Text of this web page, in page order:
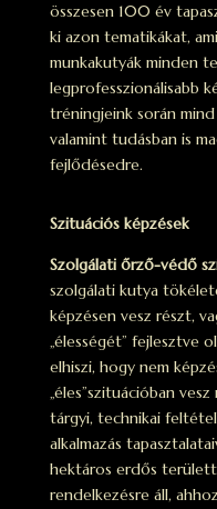
összesen 100 év
ki azon tematikákat,
munkakutyák minden
legprofesszionálisabb
tréningjeink során
valamint tudásban is
fejlődésedre.
Szituációs képzések
Szolgálati őrző-védő
szolgálati kutya
képzésen vesz részt,
„élességét” fejlesztve
elhiszi, hogy nem
„éles”szituációban
tárgyi, technikai
alkalmazás
hektáros erdős
rendelkezésre áll,